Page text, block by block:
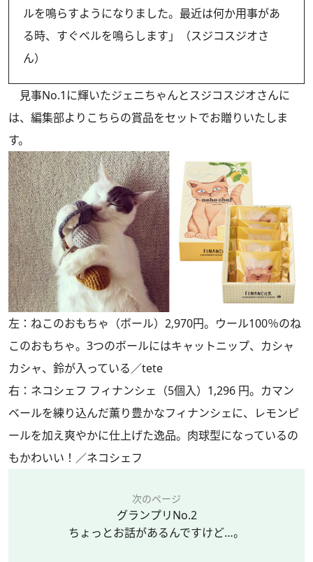
ルを鳴らすようになりました。最近は何か用事があ
る時、すぐベルを鳴らします」（スジコスジオさ
ん）
見事No.1に輝いたジェニちゃんとスジコスジオさんに
は、編集部よりこちらの賞品をセットでお贈りいたしま
す。
左：ねこのおもちゃ（ボール）2,970円。ウール100％のね
このおもちゃ。3つのボールにはキャットニップ、カシャ
カシャ、鈴が入っている／tete
右：ネコシェフ フィナンシェ（5個入）1,296 円。カマン
ベールを練り込んだ薫り豊かなフィナンシェに、レモンピ
ールを加え爽やかに仕上げた逸品。肉球型になっているの
もかわいい！／ネコシェフ
次のページ
グランプリNo.2
ちょっとお話があるんですけど…。